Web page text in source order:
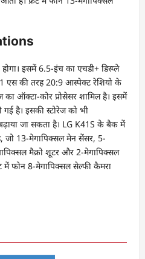
इसमें 6.5-इंच का एचडी+ डिस्प्ले
एस की तरह 20:9 आस्पेक्ट रेशियो के
का ऑक्टा-कोर प्रोसेसर शामिल है। इसमें
गई है। इसकी स्टोरेज को भी
जा सकता है। LG K41S के बैक में
जो 13-मेगापिक्सल मेन सेंसर, 5-
मैक्रो शूटर और 2-मेगापिक्सल
में फोन 8-मेगापिक्सल सेल्फी कैमरा